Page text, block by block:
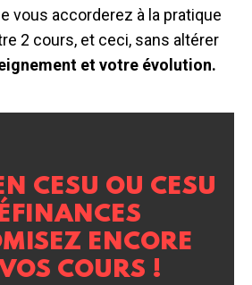
vous accorderez à la pratique
2 cours, et ceci, sans altérer
et votre évolution.
CESU OU CESU
ENCORE
COURS !